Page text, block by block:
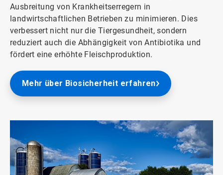
Ausbreitung von Krankheitserregern in
landwirtschaftlichen Betrieben zu minimieren. Dies
verbessert nicht nur die Tiergesundheit, sondern
reduziert auch die Abhängigkeit von Antibiotika und
fördert eine erhöhte Fleischproduktion.
Mehr über Biosicherheit erfahren